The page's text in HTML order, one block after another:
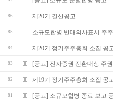
86 제20기 결산공고
85 소규모합병 반대의사표시 주
84 제20기 정기주주총회 소집 공
83 [공고] 전자증권 전환대상 주
82 제19기 정기주주총회 소집 공
81 [공고] 소규모합병 종료 보고